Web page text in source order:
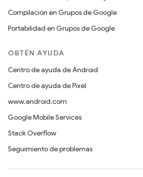
Compilación en Grupos de Google
Portabilidad en Grupos de Google
OBTÉN AYUDA
Centro de ayuda de Android
Centro de ayuda de Pixel
www.android.com
Google Mobile Services
Stack Overflow
Seguimiento de problemas